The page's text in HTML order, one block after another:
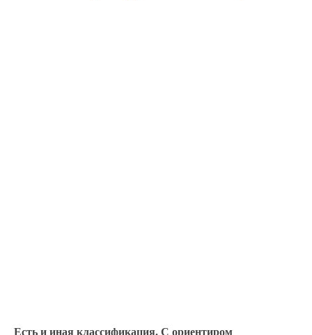
Есть и иная классификация. С ориентиром